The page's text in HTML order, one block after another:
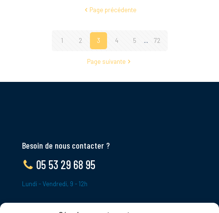
Page précédente
1 2 3 4 5 ... 72
Page suivante
Besoin de nous contacter ?
05 53 29 68 95
Lundi - Vendredi, 9 - 12h